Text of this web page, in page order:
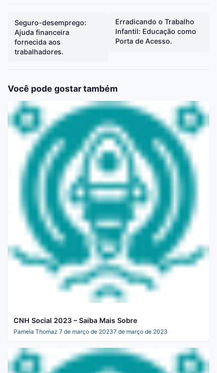
Seguro-desemprego:
Ajuda financeira
fornecida aos
trabalhadores.
Erradicando o Trabalho
Infantil: Educação como
Porta de Acesso.
Você pode gostar também
CNH Social 2023 – Saiba Mais Sobre
Pamela Thomaz 7 de março de 20237 de março de 2023